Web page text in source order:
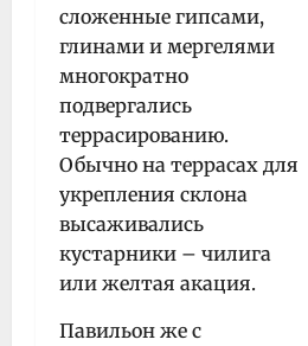
сложенные гипсами,
глинами и мергелями
многократно
подвергались
террасированию.
Обычно на террасах для
укрепления склона
высаживались
кустарники – чилига
или желтая акация.
Павильон же с